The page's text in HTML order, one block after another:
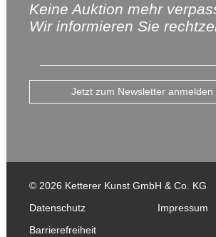
Keine Auktion mehr
Wir informieren Sie
Jetzt zum Newsletter anmelden
© 2026 Ketterer Kunst GmbH & Co. KG
Datenschutz
Impressum
Barrierefreiheit